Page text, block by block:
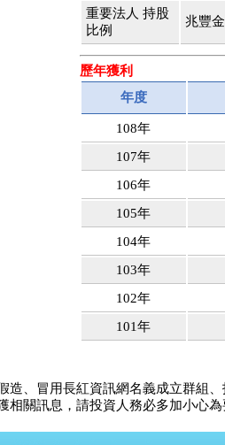
司
人
司委
者
重要法人 持股
比例
兆豐
歷年獲利
年度
108年
107年
106年
105年
104年
103年
102年
101年
造、冒用長紅資訊網名義成立群組
相關訊息，請投資人務必多加小心